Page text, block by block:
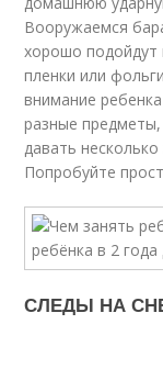
Вооружаемся
хорошо подойдут
пленки или
внимание
разные
давать
Попробуйте
СЛЕДЫ НА